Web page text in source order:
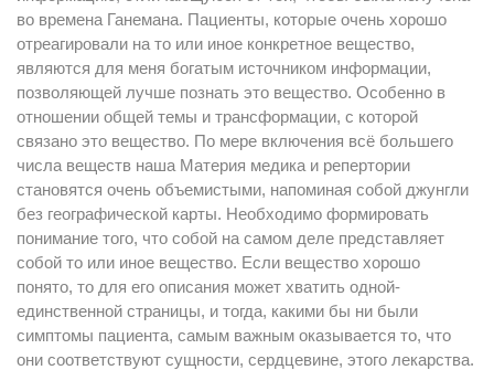
во времена Ганемана. Пациенты, которые очень хорошо
отреагировали на то или иное конкретное вещество,
являются для меня богатым источником информации,
позволяющей лучше познать это вещество. Особенно в
отношении общей темы и трансформации, с которой
связано это вещество. По мере включения всё большего
числа веществ наша Материя медика и репертории
становятся очень объемистыми, напоминая собой джунгли
без географической карты. Необходимо формировать
понимание того, что собой на самом деле представляет
собой то или иное вещество. Если вещество хорошо
понято, то для его описания может хватить одной-
единственной страницы, и тогда, какими бы ни были
симптомы пациента, самым важным оказывается то, что
они соответствуют сущности, сердцевине, этого лекарства.